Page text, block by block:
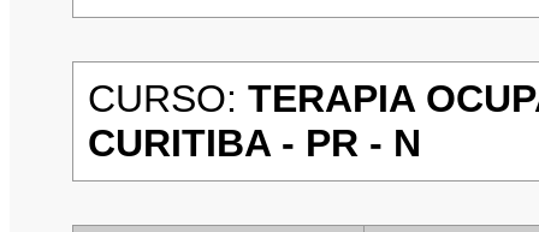
CURSO: TERAPIA
CURITIBA - PR - N